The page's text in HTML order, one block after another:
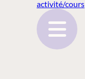
CONTACT
activité/cours